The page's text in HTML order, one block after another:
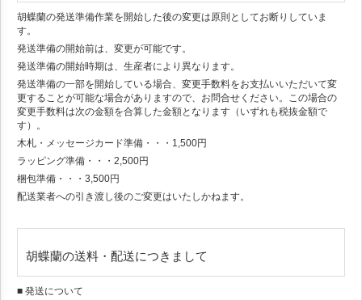
胡蝶蘭の発送準備作業を開始した後の変更は原則としてお断りしていま
す。
発送準備の開始前は、変更が可能です。
発送準備の開始時期は、生産者により異なります。
発送準備の一部を開始している場合、変更手数料をお支払いいただいて変
更することが可能な場合がありますので、お問合せください。この場合の
変更手数料は次の金額を合算した金額となります（いずれも税抜金額で
す）。
木札・メッセージカード準備・・・1,500円
ラッピング準備・・・2,500円
梱包準備・・・3,500円
配送業者への引き渡し後のご変更はいたしかねます。
胡蝶蘭の送料・配送につきまして
■ 発送について